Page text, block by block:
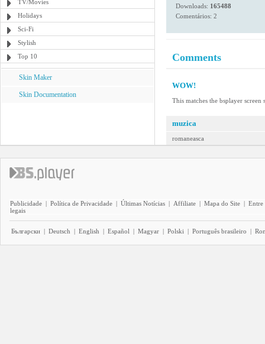
TV/Movies
Holidays
Sci-Fi
Stylish
Top 10
Skin Maker
Skin Documentation
Downloads: 165488
Comentários: 2
Comments
WOW!
This matches the bsplayer
muzica
romaneasca
Publicidade | Política de Privacidade | Últimas Notícias | Affiliate | Mapa do Site | Entre
legais
Български | Deutsch | English | Español | Magyar | Polski | Português brasileiro |